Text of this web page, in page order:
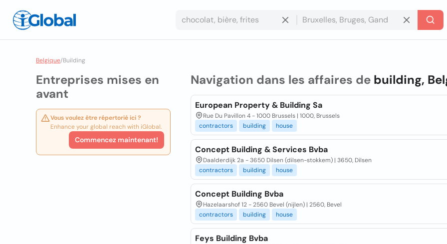
Belgique/Building
Entreprises mises en
avant
Vous voulez être répertorié ici ?
Enhance your global reach with iGlobal.
Commencez maintenant!
Navigation dans les affaires de building,
European Property & Building Sa
Rue Du Pavillon 4 - 1000 Brussels | 1000, Brussels
contractors
building house
Concept Building & Services Bvba
Daalderdijk 2a - 3650 Dilsen (dilsen-stokkem) | 3650, Dilsen
contractors
building house
Concept Building Bvba
Hazelaarshof 12 - 2560 Bevel (nijlen) | 2560, Bevel
contractors
building house
Feys Building Bvba